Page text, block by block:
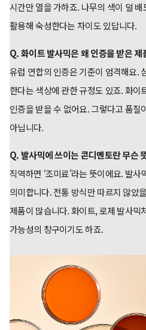
시간만 열을 가하죠. 나무의 색이 덜
활용해 숙성한다는 차이도 있답니다.
Q. 화이트 발사믹은 왜 인증을 받은 제
유럽 연합의 인증은 기준이 엄격해요.
한다는 색상에 관한 규정도 있죠. 화이
인증을 받을 수 없어요. 그렇다고 품질
아닙니다.
Q. 발사믹에 쓰이는 콘디멘토란 무슨
직역하면 ‘조미료’라는 뜻이에요. 발
의미합니다. 전통 방식만 따르지 않았
제품이 많습니다. 화이트, 로제 발사믹
가능성의 창구이기도 하죠.